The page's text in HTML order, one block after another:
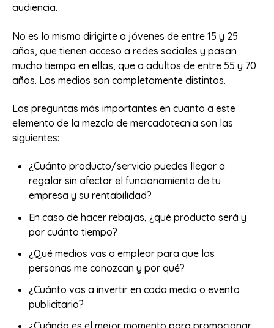
audiencia.
No es lo mismo dirigirte a jóvenes de entre 15 y 25
años, que tienen acceso a redes sociales y pasan
mucho tiempo en ellas, que a adultos de entre 55 y 70
años. Los medios son completamente distintos.
Las preguntas más importantes en cuanto a este
elemento de la mezcla de mercadotecnia son las
siguientes:
¿Cuánto producto/servicio puedes llegar a
regalar sin afectar el funcionamiento de tu
empresa y su rentabilidad?
En caso de hacer rebajas, ¿qué producto será y
por cuánto tiempo?
¿Qué medios vas a emplear para que las
personas me conozcan y por qué?
¿Cuánto vas a invertir en cada medio o evento
publicitario?